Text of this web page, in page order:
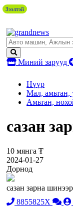
Миний зарууд
Нүүр
Мал, амьтан,
Амьтан,
сазан
10 мянга ₮
2024-01-27
Дорнод
сазан зарна
8855825X
Зээлтэй